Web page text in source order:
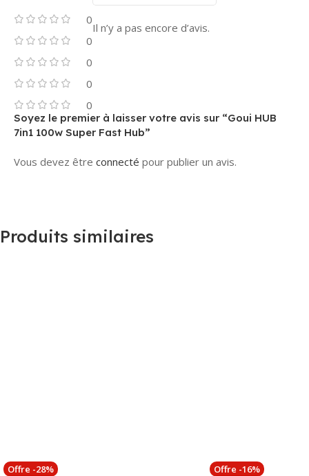
0
0
0
0
0
Il n’y a pas encore d’avis.
Soyez le premier à laisser votre avis sur “Goui HUB
7in1 100w Super Fast Hub”
Vous devez être connecté pour publier un avis.
Produits similaires
Offre -28% Offre -16%